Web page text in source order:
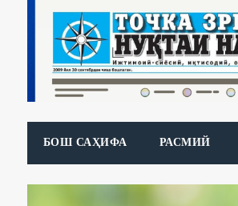
БОШ САҲИФА РАСМИЙ